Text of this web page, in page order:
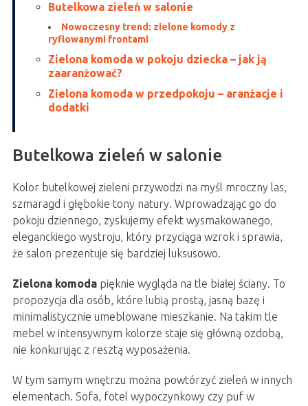
Butelkowa zieleń w salonie
Nowoczesny trend: zielone komody z
ryflowanymi frontami
Zielona komoda w pokoju dziecka – jak ją
zaaranżować?
Zielona komoda w przedpokoju – aranżacje i
dodatki
Butelkowa zieleń w salonie
Kolor butelkowej zieleni przywodzi na myśl mroczny las,
szmaragd i głębokie tony natury. Wprowadzając go do
pokoju dziennego, zyskujemy efekt wysmakowanego,
eleganckiego wystroju, który przyciąga wzrok i sprawia,
że salon prezentuje się bardziej luksusowo.
Zielona komodapięknie wygląda na tle białej ściany. To
propozycja dla osób, które lubią prostą, jasną bazę i
minimalistycznie umeblowane mieszkanie. Na takim tle
mebel w intensywnym kolorze staje się główną ozdobą,
nie konkurując z resztą wyposażenia.
W tym samym wnętrzu można powtórzyć zieleń w innych
elementach. Sofa, fotel wypoczynkowy czy puf w